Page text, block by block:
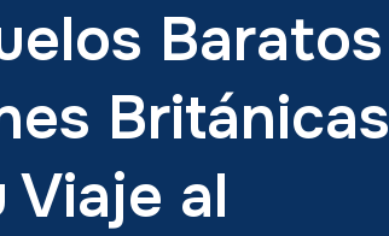
Baratos
Británicas
al